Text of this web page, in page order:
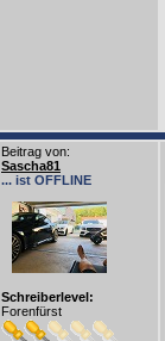
Beitrag von:
Sascha81
... ist OFFLINE
Schreiberlevel:
Forenfürst